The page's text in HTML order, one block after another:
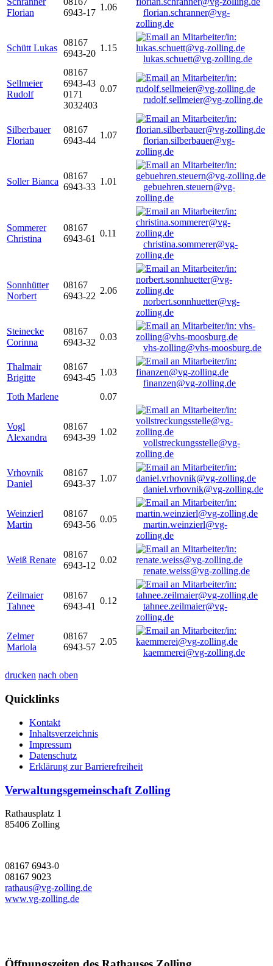
Florian
6943-17
1.06
florian.schranner@vg-
zolling.de
Schütt Lukas
08167
6943-20
1.15
lukas.schuett@vg-zolling.de
Sellmeier
Rudolf
08167
6943-43
0171
3032403
0.07
rudolf.sellmeier@vg-zolling.de
Silberbauer
Florian
08167
6943-44
1.07
florian.silberbauer@vg-
zolling.de
Soller Bianca
08167
6943-33
1.01
gebuehren.steuern@vg-
zolling.de
Sommerer
Christina
08167
6943-61
0.11
christina.sommerer@vg-
zolling.de
Sonnhütter
Norbert
08167
6943-22
2.06
norbert.sonnhuetter@vg-
zolling.de
Steinecke
Corinna
08167
6943-32
0.03
vhs-zolling@vhs-moosburg.de
Thalmair
Brigitte
08167
6943-45
1.03
finanzen@vg-zolling.de
Toth Marlene
0.07
Vogl
Alexandra
08167
6943-39
1.02
vollstreckungsstelle@vg-
zolling.de
Vrhovnik
Daniel
08167
6943-37
1.07
daniel.vrhovnik@vg-zolling.de
Weinzierl
Martin
08167
6943-56
0.05
martin.weinzierl@vg-
zolling.de
Weiß Renate
08167
6943-12
0.02
renate.weiss@vg-zolling.de
Zeilmaier
Tahnee
08167
6943-41
0.12
tahnee.zeilmaier@vg-
zolling.de
Zelmer
Mariola
08167
6943-57
2.05
kaemmerei@vg-zolling.de
drucken nach oben
Quicklinks
Kontakt
Inhaltsverzeichnis
Impressum
Datenschutz
Erklärung zur Barrierefreiheit
Verwaltungsgemeinschaft Zolling
Rathausplatz 1
85406 Zolling
08167 6943-0
08167 9023
rathaus@vg-zolling.de
www.vg-zolling.de